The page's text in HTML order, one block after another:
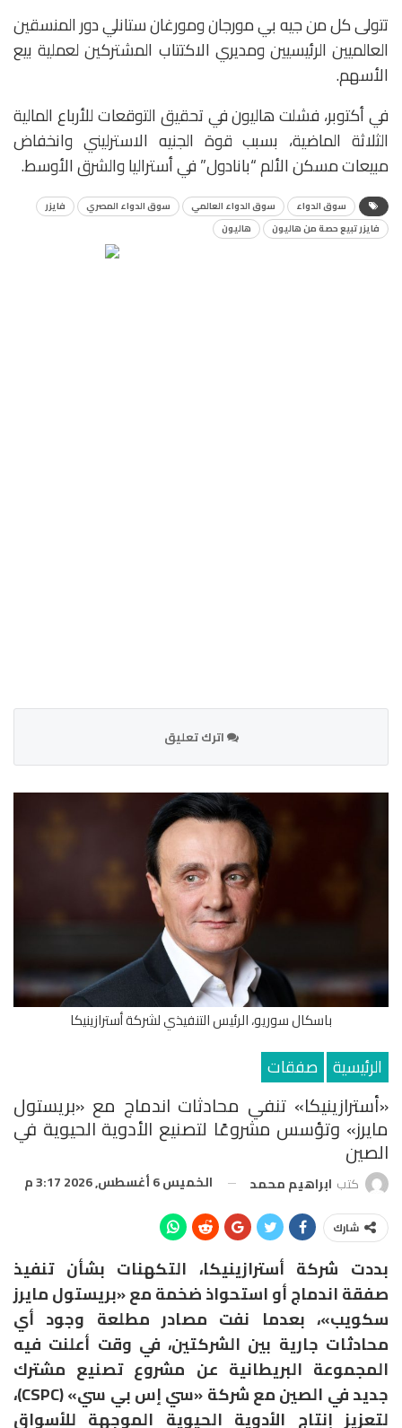
تتولى كل من جيه بي مورجان ومورغان ستانلي دور المنسقين
العالميين الرئيسيين ومديري الاكتتاب المشتركين لعملية بيع
الأسهم.
في أكتوبر، فشلت هاليون في تحقيق التوقعات للأرباع المالية
الثلاثة الماضية، بسبب قوة الجنيه الاسترليني وانخفاض
مبيعات مسكن الألم “بانادول” في أستراليا والشرق الأوسط.
سوق الدواء سوق الدواء العالمي سوق الدواء المصري
فايزر
فايزر تبيع حصة من هاليون
هاليون
اترك تعليق
باسكال سوريو، الرئيس التنفيذي لشركة أسترازينيكا
الرئيسية صفقات
«أسترازينيكا» تنفي محادثات اندماج مع «بريستول
مايرز» وتؤسس مشروعًا لتصنيع الأدوية الحيوية في
الصين
كتب ابراهيم محمد الخميس 6 أغسطس, 2026 3:17 م
شارك
بددت شركة أسترازينيكا، التكهنات بشأن تنفيذ
صفقة اندماج أو استحواذ ضخمة مع «بريستول مايرز
سكويب»، بعدما نفت مصادر مطلعة وجود أي
محادثات جارية بين الشركتين، في وقت أعلنت فيه
المجموعة البريطانية عن مشروع تصنيع مشترك
جديد في الصين مع شركة «سي إس بي سي» (CSPC)،
لتعزيز إنتاج الأدوية الحيوية الموجهة للأسواق